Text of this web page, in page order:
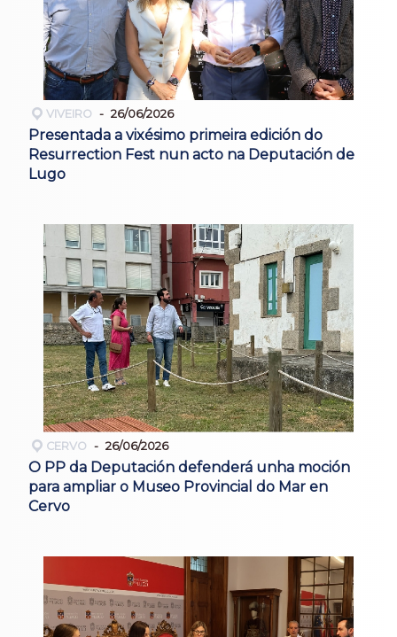
VIVEIRO 26/06/2026
Presentada a vixésimo primeira edición do
Resurrection Fest nun acto na Deputación de
Lugo
CERVO 26/06/2026
O PP da Deputación defenderá unha moción
para ampliar o Museo Provincial do Mar en
Cervo